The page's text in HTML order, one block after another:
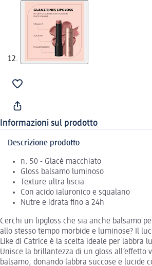
Informazioni sul prodotto
Descrizione prodotto
n. 50 - Glacè macchiato
Gloss balsamo luminoso
Texture ultra liscia
Con acido ialuronico e squalano
Nutre e idrata fino a 24h
Cerchi un lipgloss che sia anche balsamo
allo stesso tempo morbide e luminose? Il
Like di Catrice è la scelta ideale per labbra
Unisce la brillantezza di un gloss all’effetto
balsamo, donando labbra succose e lucide